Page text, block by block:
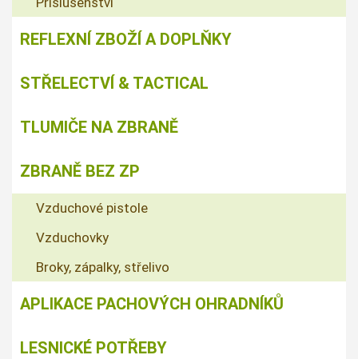
REFLEXNÍ ZBOŽÍ A DOPLŇKY
STŘELECTVÍ & TACTICAL
TLUMIČE NA ZBRANĚ
ZBRANĚ BEZ ZP
Vzduchové pistole
Vzduchovky
Broky, zápalky, střelivo
APLIKACE PACHOVÝCH OHRADNÍKŮ
LESNICKÉ POTŘEBY